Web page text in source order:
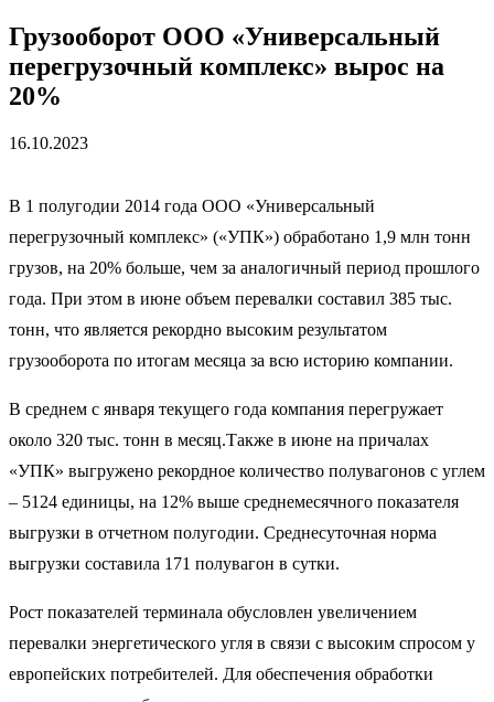
Грузооборот ООО «Универсальный
перегрузочный комплекс» вырос на
20%
16.10.2023
В 1 полугодии 2014 года ООО «Универсальный
перегрузочный комплекс» («УПК») обработано 1,9 млн тонн
грузов, на 20% больше, чем за аналогичный период прошлого
года. При этом в июне объем перевалки составил 385 тыс.
тонн, что является рекордно высоким результатом
грузооборота по итогам месяца за всю историю компании.
В среднем с января текущего года компания перегружает
около 320 тыс. тонн в месяц.Также в июне на причалах
«УПК» выгружено рекордное количество полувагонов с углем
– 5124 единицы, на 12% выше среднемесячного показателя
выгрузки в отчетном полугодии. Среднесуточная норма
выгрузки составила 171 полувагон в сутки.
Рост показателей терминала обусловлен увеличением
перевалки энергетического угля в связи с высоким спросом у
европейских потребителей. Для обеспечения обработки